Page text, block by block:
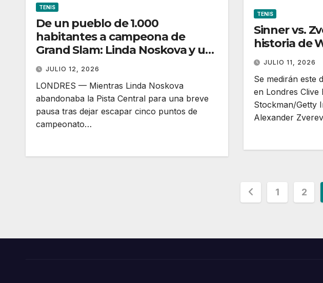
TENIS
De un pueblo de 1.000
habitantes a campeona de
Grand Slam: Linda Noskova y un
Wimbledon que le cambió la
vida
JULIO 12, 2026
LONDRES — Mientras Linda Noskova
abandonaba la Pista Central para una breve
pausa tras dejar escapar cinco puntos de
campeonato…
TENIS
Sinner vs.
historia de
JULIO 11, 2026
Se medirán este
en Londres
Stockman/Getty
Alexander
Paginación
entradas
1 2